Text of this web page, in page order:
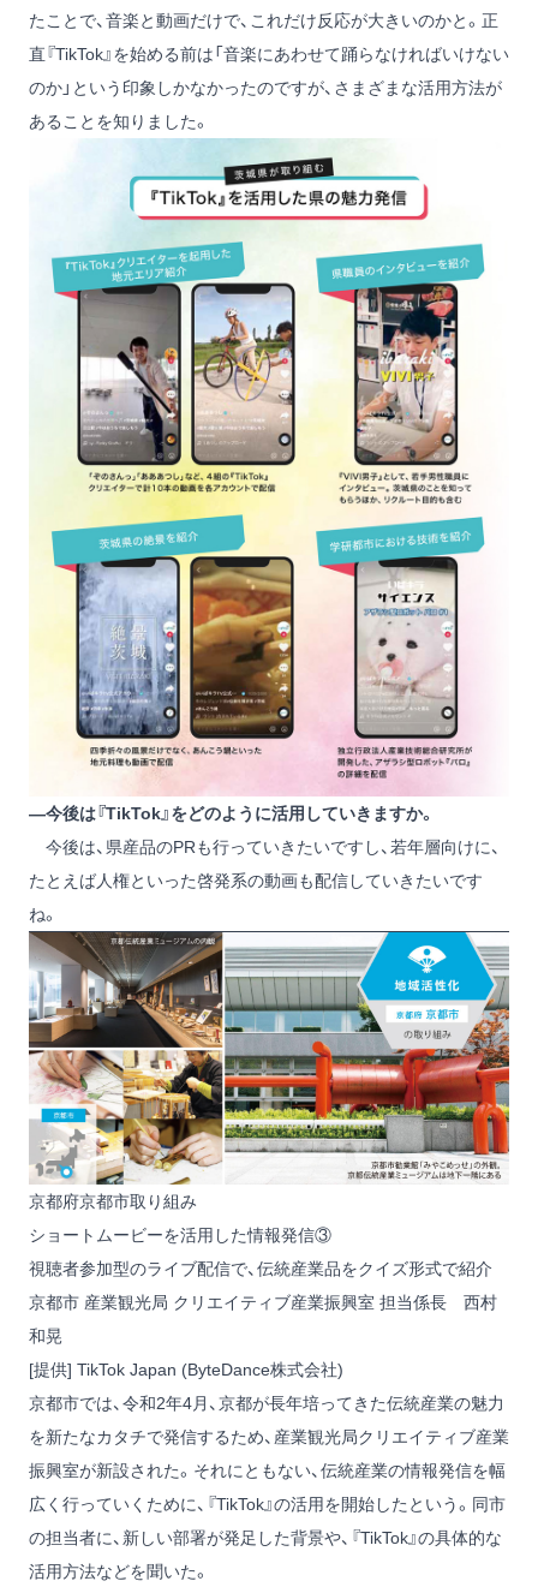
たことで、音楽と動画だけで、これだけ反応が大きいのかと。正
直『TikTok』を始める前は「音楽にあわせて踊らなければいけない
のか」という印象しかなかったのですが、さまざまな活用方法が
あることを知りました。
―今後は『TikTok』をどのように活用していきますか。
今後は、県産品のPRも行っていきたいですし、若年層向けに、
たとえば人権といった啓発系の動画も配信していきたいです
ね。
京都府京都市取り組み
ショートムービーを活用した情報発信③
視聴者参加型のライブ配信で、伝統産業品をクイズ形式で紹介
京都市 産業観光局 クリエイティブ産業振興室 担当係長 西村
和晃
[提供] TikTok Japan (ByteDance株式会社)
京都市では、令和2年4月、京都が長年培ってきた伝統産業の魅力
を新たなカタチで発信するため、産業観光局クリエイティブ産業
振興室が新設された。それにともない、伝統産業の情報発信を幅
広く行っていくために、『TikTok』の活用を開始したという。同市
の担当者に、新しい部署が発足した背景や、『TikTok』の具体的な
活用方法などを聞いた。